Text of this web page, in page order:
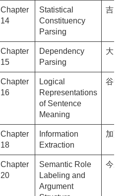
Chapter
14
Statistical
Constituency
Parsing
吉川
Chapter
15
Dependency
Parsing
大内
Chapter
16
Logical
Representations
of Sentence
Meaning
谷中
Chapter
18
Information
Extraction
加藤
Chapter
20
Semantic Role
Labeling and
Argument
今野